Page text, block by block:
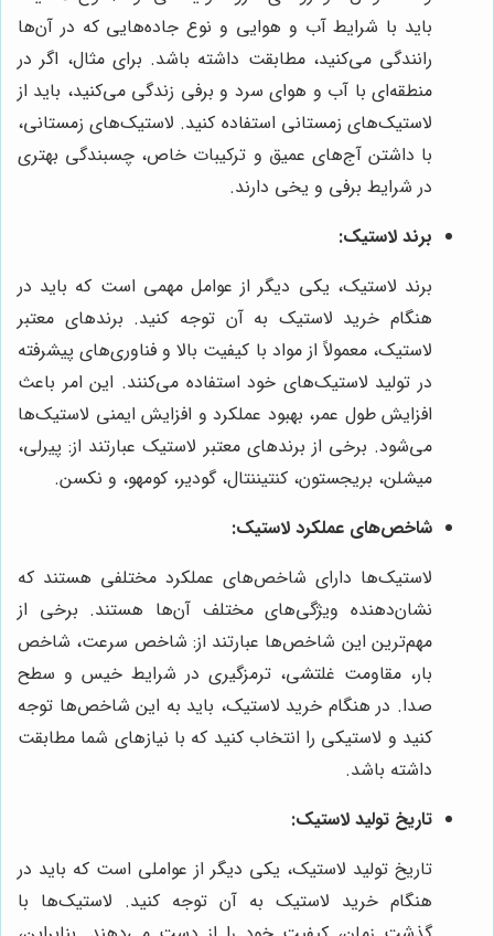
باید با شرایط آب و هوایی و نوع جاده‌هایی که در آن‌ها
رانندگی می‌کنید، مطابقت داشته باشد. برای مثال، اگر در
منطقه‌ای با آب و هوای سرد و برفی زندگی می‌کنید، باید از
لاستیک‌های زمستانی استفاده کنید. لاستیک‌های زمستانی،
با داشتن آج‌های عمیق و ترکیبات خاص، چسبندگی بهتری
در شرایط برفی و یخی دارند.
برند لاستیک:
برند لاستیک، یکی دیگر از عوامل مهمی است که باید در
هنگام خرید لاستیک به آن توجه کنید. برندهای معتبر
لاستیک، معمولاً از مواد با کیفیت بالا و فناوری‌های پیشرفته
در تولید لاستیک‌های خود استفاده می‌کنند. این امر باعث
افزایش طول عمر، بهبود عملکرد و افزایش ایمنی لاستیک‌ها
می‌شود. برخی از برندهای معتبر لاستیک عبارتند از: پیرلی،
میشلن، بریجستون، کنتیننتال، گودیر، کومهو، و نکسن.
شاخص‌های عملکرد لاستیک:
لاستیک‌ها دارای شاخص‌های عملکرد مختلفی هستند که
نشان‌دهنده ویژگی‌های مختلف آن‌ها هستند. برخی از
مهم‌ترین این شاخص‌ها عبارتند از: شاخص سرعت، شاخص
بار، مقاومت غلتشی، ترمزگیری در شرایط خیس و سطح
صدا. در هنگام خرید لاستیک، باید به این شاخص‌ها توجه
کنید و لاستیکی را انتخاب کنید که با نیازهای شما مطابقت
داشته باشد.
تاریخ تولید لاستیک:
تاریخ تولید لاستیک، یکی دیگر از عواملی است که باید در
هنگام خرید لاستیک به آن توجه کنید. لاستیک‌ها با